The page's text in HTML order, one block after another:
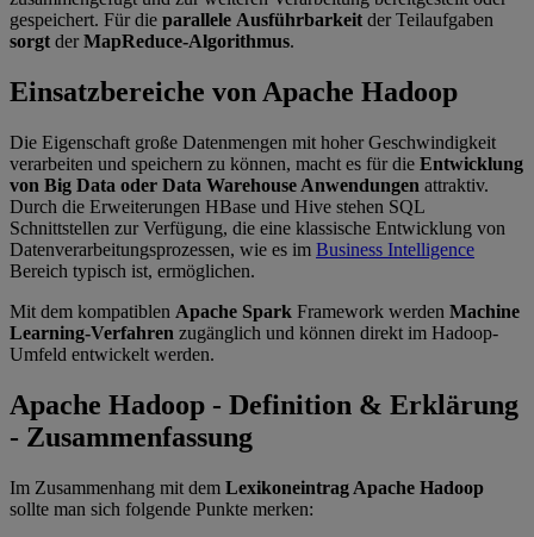
gespeichert. Für die parallele Ausführbarkeit der Teilaufgaben
sorgt derMapReduce-Algorithmus.
Einsatzbereiche von Apache Hadoop
Die Eigenschaft große Datenmengen mit hoher Geschwindigkeit
verarbeiten und speichern zu können, macht es für die Entwicklung
von Big Data oder Data Warehouse Anwendungen attraktiv.
Durch die Erweiterungen HBase und Hive stehen SQL
Schnittstellen zur Verfügung, die eine klassische Entwicklung von
Datenverarbeitungsprozessen, wie es im Business Intelligence
Bereich typisch ist, ermöglichen.
Mit dem kompatiblen Apache Spark Framework werden Machine
Learning-Verfahren zugänglich und können direkt im Hadoop-
Umfeld entwickelt werden.
Apache Hadoop - Definition & Erklärung
- Zusammenfassung
Im Zusammenhang mit dem Lexikoneintrag Apache Hadoop
sollte man sich folgende Punkte merken: